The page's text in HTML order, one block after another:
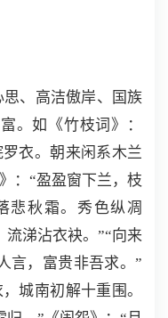
、高洁傲岸、国族
。如《竹枝词》：
衣。朝来闲系木兰
：“盈盈窗下兰，枝
悲秋霜。秀色纵凋
涕沾衣袂。”“向来
言，富贵非吾求。”
城南初解十重围。